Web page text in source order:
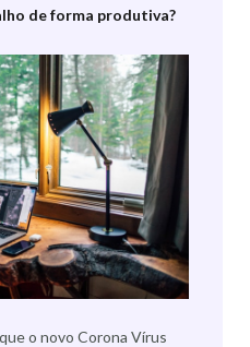
de forma produtiva?
o novo Corona Vírus